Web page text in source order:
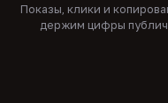
Показы, клики и
держим цифры